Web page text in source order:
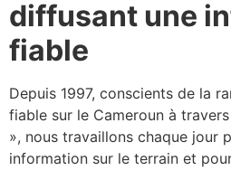
diffusant une
fiable
Depuis 1997, conscients de la
fiable sur le Cameroun à
», nous travaillons chaque jour
information sur le terrain et